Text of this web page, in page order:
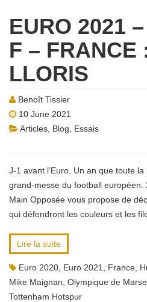
EURO 2021
F – FRANCE
LLORIS
Benoît Tissier
10 June 2021
Articles Blog
Essais
J-1 avant l’Euro. Un an que toute
grand-messe du football européen.
Main Opposée vous propose de
qui défendront les couleurs et les
Lire la suite
Euro 2020 Euro 2021 France
Mike Maignan Olympique de
Tottenham Hotspur